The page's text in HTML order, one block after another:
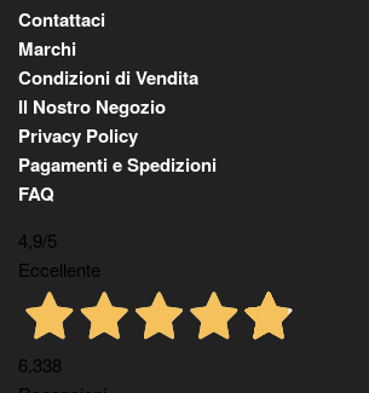
Contattaci
Marchi
Condizioni di Vendita
Il Nostro Negozio
Privacy Policy
Pagamenti e Spedizioni
FAQ
4,9/5
Eccellente
6.338